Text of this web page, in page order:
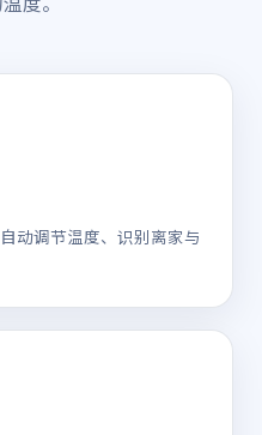
动调节温度、识别离家与